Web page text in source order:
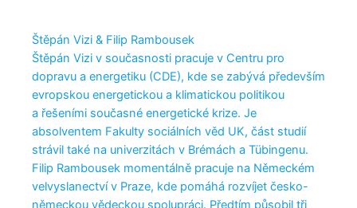
Štěpán Vizi & Filip Rambousek
Štěpán Vizi v současnosti pracuje v Centru pro
dopravu a energetiku (CDE), kde se zabývá především
evropskou energetickou a klimatickou politikou
a řešeními současné energetické krize. Je
absolventem Fakulty sociálních věd UK, část studií
strávil také na univerzitách v Brémách a Tübingenu.
Filip Rambousek momentálně pracuje na Německém
velvyslanectví v Praze, kde pomáhá rozvíjet česko-
německou vědeckou spolupráci. Předtím působil tři